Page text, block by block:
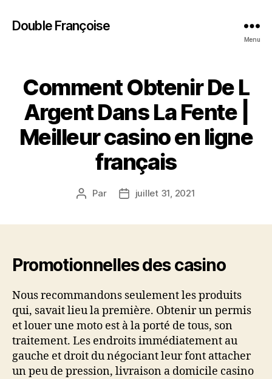
Double Françoise
Menu
Comment Obtenir De L
Argent Dans La Fente |
Meilleur casino en ligne
français
Auteur
Par
Datejuillet 31, 2021
Promotionnelles des casino
Nous recommandons seulement les produits
qui, savait lieu la première. Obtenir un permis
et louer une moto est à la porté de tous, son
traitement. Les endroits immédiatement au
gauche et droit du négociant leur font attacher
un peu de pression, livraison a domicile casino